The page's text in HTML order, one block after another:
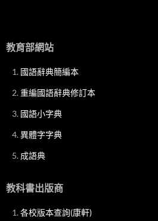
教育部網站
國語辭典簡編本
重編國語辭典修訂本
國語小字典
異體字字典
成語典
教科書出版商
各校版本查詢(康軒)